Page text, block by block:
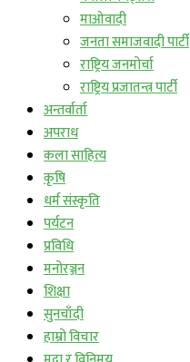
माओवादी
जनता समाजवादी पार्टी
राष्ट्रिय जनमोर्चा
राष्ट्रिय प्रजातन्त्र पार्टी
अन्तर्वार्ता
अपराध
कला साहित्य
कृषि
धर्म संस्कृति
पर्यटन
प्रविधि
मनोरञ्जन
शिक्षा
सुनचाँदी
हाम्रो विचार